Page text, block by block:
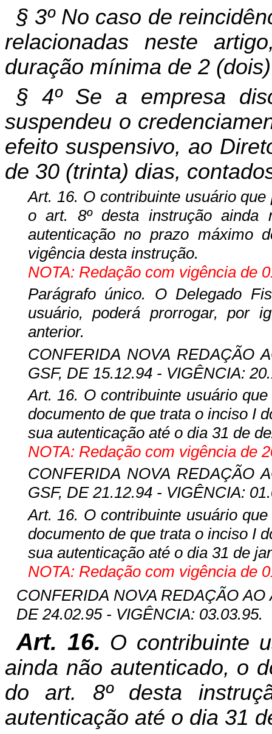
§ 3º No caso de
relacionadas neste
duração mínima de 2
§ 4º Se a empresa
suspendeu o
efeito suspensivo, ao
de 30 (trinta) dias,
Art. 16. O contribuinte usuário
o art. 8º desta instrução ainda
autenticação no prazo máximo
vigência desta instrução.
NOTA: Redação com vigência de
Parágrafo único. O Delegado
usuário, poderá prorrogar, por
anterior.
CONFERIDA NOVA REDAÇÃO
GSF, DE 15.12.94 - VIGÊNCIA:
Art. 16. O contribuinte usuário
documento de que trata o inciso I
sua autenticação até o dia 31 de
NOTA: Redação com vigência de
CONFERIDA NOVA REDAÇÃO
GSF, DE 21.12.94 - VIGÊNCIA:
Art. 16. O contribuinte usuário
documento de que trata o inciso I
sua autenticação até o dia 31 de
NOTA: Redação com vigência de
CONFERIDA NOVA REDAÇÃO AO
DE 24.02.95 - VIGÊNCIA: 03.03.95.
Art. 16. O contribuinte
ainda não autenticado, o
do art. 8º desta
autenticação até o dia 31